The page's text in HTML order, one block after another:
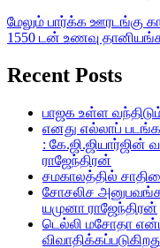
மேலும் பார்க்க ஊரடங்கு
1550 டன் உணவு
Recent Posts
பாஜக உள்ள
எனது எல்லாப்
: கே.ஜி.ஜியார்ஜின்
ராஜேந்திரன்
சமகாலத்தில்
சோசலிச
யமுனா ராஜேந்திரன்
டெல்லி மசோதா